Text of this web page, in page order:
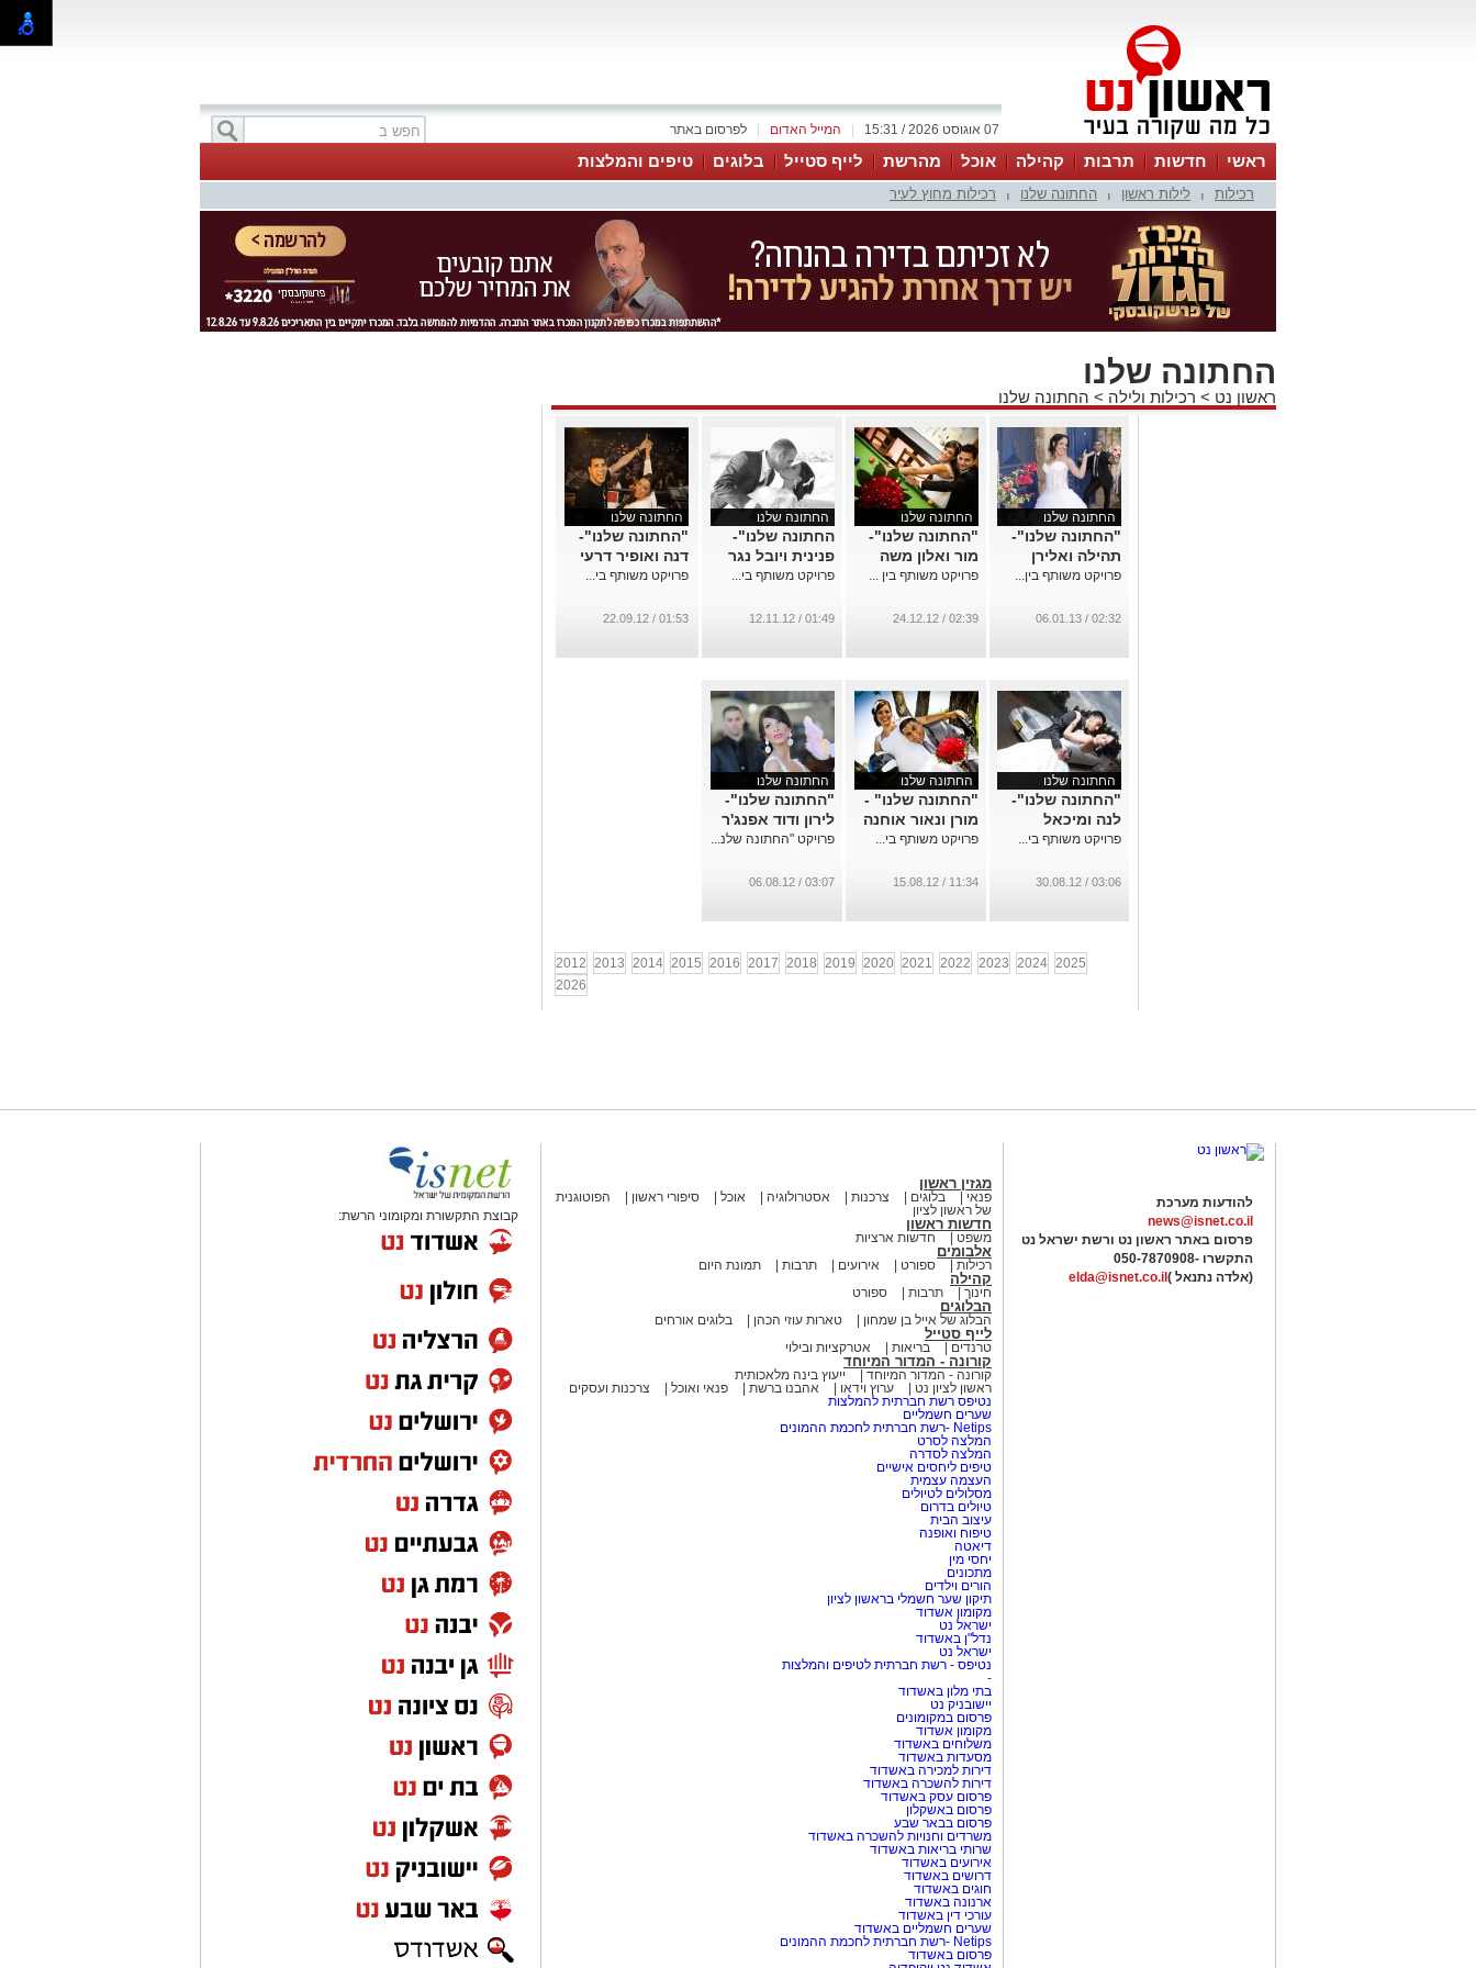
לפרסום באתר המייל האדום 07 אוגוסט 2026 / 15:31
ראשי חדשות תרבות קהילה אוכל מהרשת לייף סטייל בלוגים טיפים והמלצות
רכילות לילות ראשון החתונה שלנו רכילות מחוץ לעיר
החתונה שלנו
ראשון נט > רכילות ולילה > החתונה שלנו
החתונה שלנו
"החתונה שלנו"-
תהילה ואלירן
פרויקט משותף בין...
02:32 / 06.01.13
החתונה שלנו
"החתונה שלנו"-
מור ואלון משה
פרויקט משותף בין ...
02:39 / 24.12.12
החתונה שלנו
החתונה שלנו"-
פנינית ויובל נגר
פרויקט משותף בי...
01:49 / 12.11.12
החתונה שלנו
"החתונה שלנו"-
דנה ואופיר דרעי
פרויקט משותף בי...
01:53 / 22.09.12
החתונה שלנו
"החתונה שלנו"-
לנה ומיכאל
פרויקט משותף בי...
03:06 / 30.08.12
החתונה שלנו
"החתונה שלנו" -
מורן ונאור אוחנה
פרויקט משותף בי...
11:34 / 15.08.12
החתונה שלנו
"החתונה שלנו"-
לירון ודוד אפנג'ר
פרויקט "החתונה שלנ...
03:07 / 06.08.12
2012 2013 2014 2015 2016 2017 2018 2019 2020 2021 2022 2023 2024 2025
2026
להודעות מערכת
news@isnet.co.il
פרסום באתר ראשון נט ורשת ישראל נט
התקשרו -050-7870908
(אלדה נתנאל ) elda@isnet.co.il
מגזין ראשון
פנאי בלוגים צרכנות אסטרולוגיה אוכל סיפורי ראשון
הפוטוגנית
של ראשון לציון
חדשות ראשון
משפט חדשות ארציות
אלבומים
רכילות ספורט אירועים תרבות תמונת היום
קהילה
חינוך תרבות ספורט
הבלוגים
הבלוג של אייל בן שמחון טארות עוזי הכהן בלוגים אורחים
לייף סטייל
טרנדים בריאות אטרקציות ובילוי
קורונה - המדור המיוחד
קורונה - המדור המיוחד
ייעוץ בינה מלאכותית
ראשון לציון נט
ערוץ וידאו אהבנו ברשת פנאי ואוכל
צרכנות ועסקים
נטיפס רשת חברתית להמלצות
שערים חשמליים
Netips -רשת חברתית לחכמת ההמונים
המלצה לסרט
המלצה לסדרה
טיפים ליחסים אישיים
העצמה עצמית
מסלולים לטיולים
טיולים בדרום
עיצוב הבית
טיפוח ואופנה
דיאטה
יחסי מין
מתכונים
הורים וילדים
תיקון שער חשמלי בראשון לציון
מקומון אשדוד
ישראל נט
נדל"ן באשדוד
ישראל נט
נטיפס - רשת חברתית לטיפים והמלצות
-
בתי מלון באשדוד
יישובניק נט
פרסום במקומונים
מקומון אשדוד
משלוחים באשדוד
מסעדות באשדוד
דירות למכירה באשדוד
דירות להשכרה באשדוד
פרסום עסק באשדוד
פרסום באשקלון
פרסום בבאר שבע
משרדים וחנויות להשכרה באשדוד
שרותי בריאות באשדוד
אירועים באשדוד
דרושים באשדוד
חוגים באשדוד
ארנונה באשדוד
עורכי דין באשדוד
שערים חשמליים באשדוד
Netips -רשת חברתית לחכמת ההמונים
פרסום באשדוד
קבוצת התקשורת ומקומוני הרשת: